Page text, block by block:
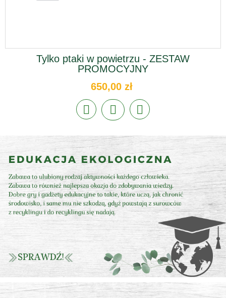
Tylko ptaki w powietrzu - ZESTAW
PROMOCYJNY
650,00 zł